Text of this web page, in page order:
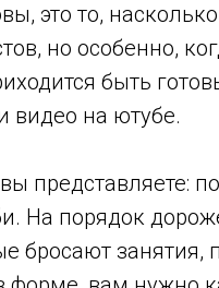
это то,
но особенно,
быть
видео на ютубе.
представляете:
На порядок
занятия,